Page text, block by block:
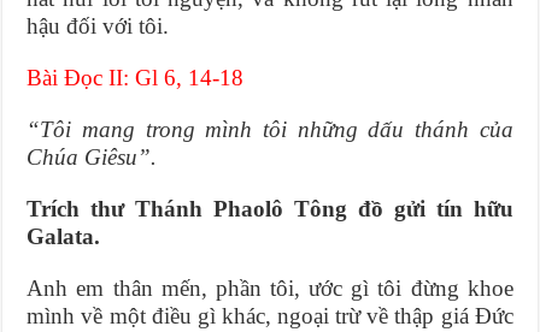
hậu đối với tôi.
Bài Ðọc II: Gl 6, 14-18
“Tôi mang trong mình tôi những dấu thánh của
Chúa Giêsu”.
Trích thư Thánh Phaolô Tông đồ gửi tín hữu
Galata.
Anh em thân mến, phần tôi, ước gì tôi đừng khoe
mình về một điều gì khác, ngoại trừ về thập giá Ðức